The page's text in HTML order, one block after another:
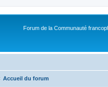
Forum de la Communauté
Accueil du forum